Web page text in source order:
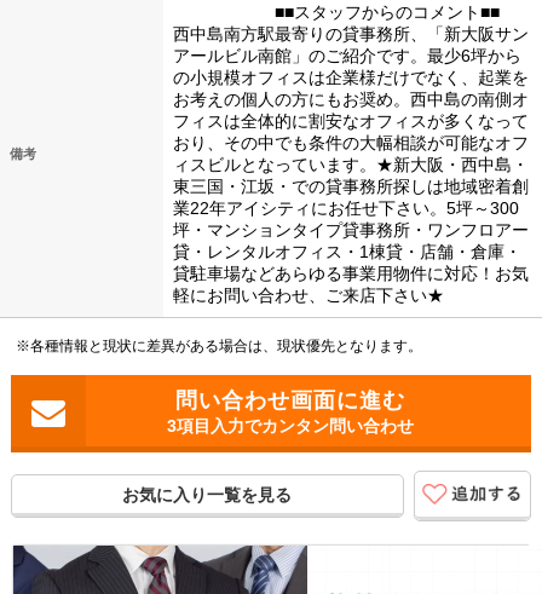
備考
■■スタッフからのコメント■■
西中島南方駅最寄りの貸事務所、「新大阪サン
アールビル南館」のご紹介です。最少6坪から
の小規模オフィスは企業様だけでなく、起業を
お考えの個人の方にもお奨め。西中島の南側オ
フィスは全体的に割安なオフィスが多くなって
おり、その中でも条件の大幅相談が可能なオフ
ィスビルとなっています。★新大阪・西中島・
東三国・江坂・での貸事務所探しは地域密着創
業22年アイシティにお任せ下さい。5坪～300
坪・マンションタイプ貸事務所・ワンフロアー
貸・レンタルオフィス・1棟貸・店舗・倉庫・
貸駐車場などあらゆる事業用物件に対応！お気
軽にお問い合わせ、ご来店下さい★
※各種情報と現状に差異がある場合は、現状優先となります。
3項目入力でカンタン問い合わせ
お気に入り一覧を見る